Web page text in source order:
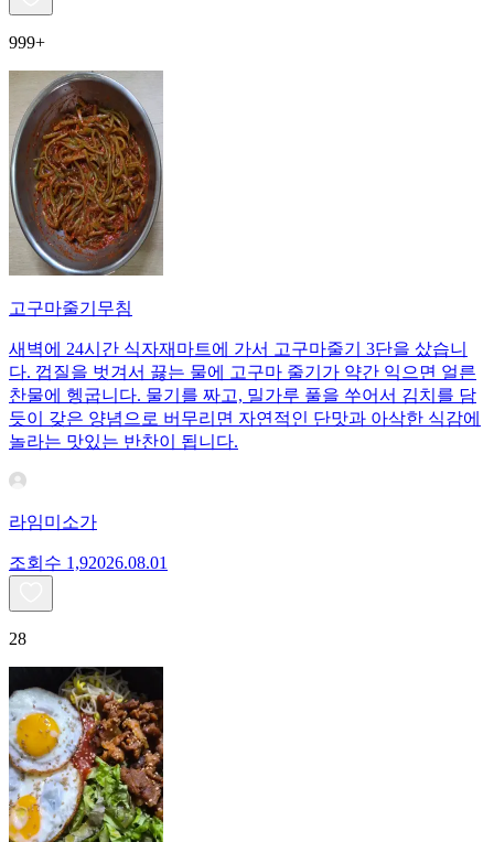
999+
고구마줄기무침
새벽에 24시간 식자재마트에 가서 고구마줄기 3단을 샀습니
다. 껍질을 벗겨서 끓는 물에 고구마 줄기가 약간 익으면 얼른
찬물에 헹굽니다. 물기를 짜고, 밀가루 풀을 쑤어서 김치를 담
듯이 갖은 양념으로 버무리면 자연적인 단맛과 아삭한 식감에
놀라는 맛있는 반찬이 됩니다.
라임미소가
조회수 1,92026.08.01
28